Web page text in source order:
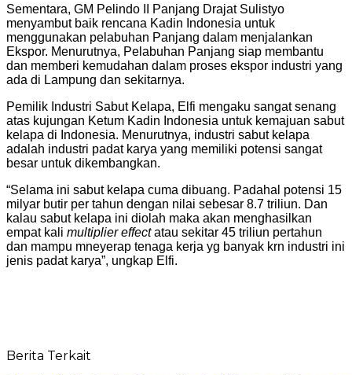
Sementara, GM Pelindo II Panjang Drajat Sulistyo
menyambut baik rencana Kadin Indonesia untuk
menggunakan pelabuhan Panjang dalam menjalankan
Ekspor. Menurutnya, Pelabuhan Panjang siap membantu
dan memberi kemudahan dalam proses ekspor industri yang
ada di Lampung dan sekitarnya.
Pemilik Industri Sabut Kelapa, Elfi mengaku sangat senang
atas kujungan Ketum Kadin Indonesia untuk kemajuan sabut
kelapa di Indonesia. Menurutnya, industri sabut kelapa
adalah industri padat karya yang memiliki potensi sangat
besar untuk dikembangkan.
“Selama ini sabut kelapa cuma dibuang. Padahal potensi 15
milyar butir per tahun dengan nilai sebesar 8.7 triliun. Dan
kalau sabut kelapa ini diolah maka akan menghasilkan
empat kali multiplier effectatau sekitar 45 triliun pertahun
dan mampu mneyerap tenaga kerja yg banyak krn industri ini
jenis padat karya”, ungkap Elfi.
Berita Terkait